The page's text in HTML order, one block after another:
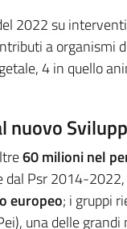
2022 su
a organismi
4 in quello
nuovo
60 milioni nel
dal Psr 2014-
europeo; i gruppi
una delle